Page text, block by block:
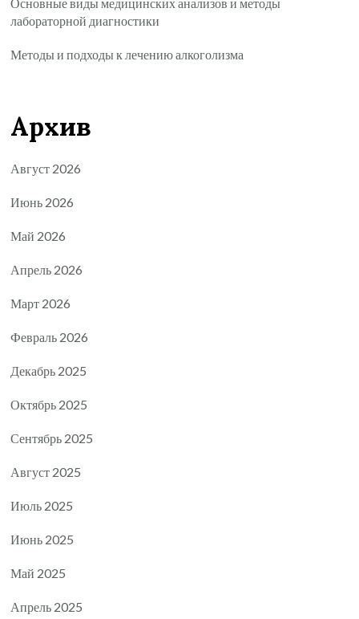
Основные виды медицинских анализов и методы
лабораторной диагностики
Методы и подходы к лечению алкоголизма
Архив
Август 2026
Июнь 2026
Май 2026
Апрель 2026
Март 2026
Февраль 2026
Декабрь 2025
Октябрь 2025
Сентябрь 2025
Август 2025
Июль 2025
Июнь 2025
Май 2025
Апрель 2025